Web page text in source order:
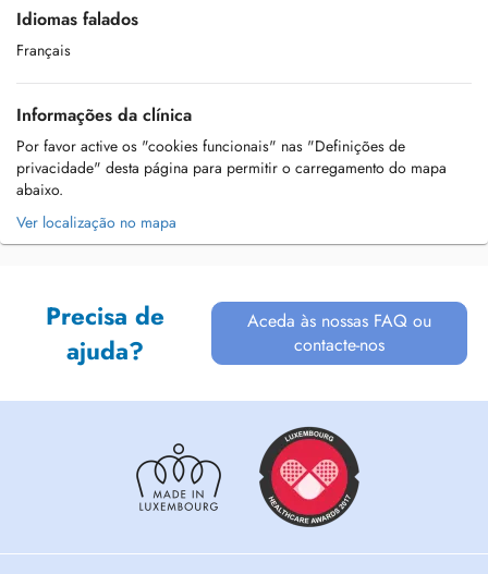
Idiomas falados
Français
Informações da clínica
Por favor active os "cookies funcionais" nas "Definições de
privacidade" desta página para permitir o carregamento do mapa
abaixo.
Ver localização no mapa
Precisa de
ajuda?
Aceda às nossas FAQ ou
contacte-nos